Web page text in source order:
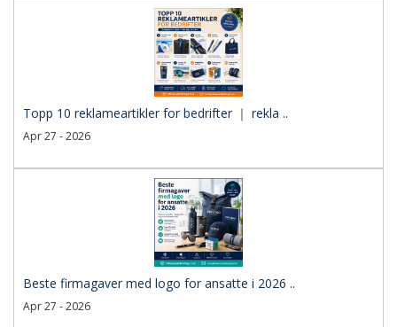
Topp 10 reklameartikler for bedrifter ｜ rekla ..
Apr 27 - 2026
Beste firmagaver med logo for ansatte i 2026 ..
Apr 27 - 2026